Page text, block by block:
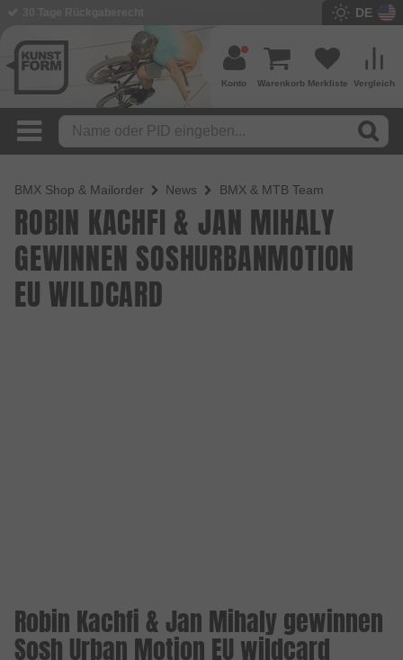
DE
Vergleich
Merkliste
Warenkorb
Konto
BMX Shop & Mailorder News BMX & MTB Team
ROBIN KACHFI & JAN MIHALY
GEWINNEN SOSHURBANMOTION
EU WILDCARD
Robin Kachfi & Jan Mihaly gewinnen
Sosh Urban Motion EU wildcard